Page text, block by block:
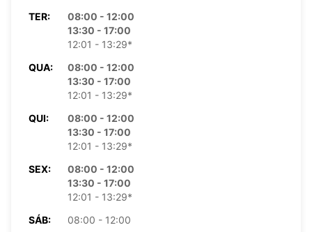
TER:
08:00 - 12:00
13:30 - 17:00
12:01 - 13:29*
QUA:
08:00 - 12:00
13:30 - 17:00
12:01 - 13:29*
QUI:
08:00 - 12:00
13:30 - 17:00
12:01 - 13:29*
SEX:
08:00 - 12:00
13:30 - 17:00
12:01 - 13:29*
SÁB:
08:00 - 12:00